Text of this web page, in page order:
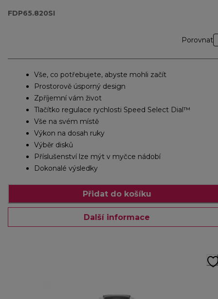
FDP65.820SI
Porovnat
Vše, co potřebujete, abyste mohli začít
Prostorově úsporný design
Zpříjemní vám život
Tlačítko regulace rychlosti Speed Select Dial™
Vše na svém místě
Výkon na dosah ruky
Výběr disků
Příslušenství lze mýt v myčce nádobí
Dokonalé výsledky
Přidat do košíku
Další informace